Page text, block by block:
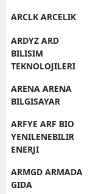
ARCLK ARCELIK
ARDYZ ARD
BILISIM
TEKNOLOJILERI
ARENA ARENA
BILGISAYAR
ARFYE ARF BIO
YENILENEBILIR
ENERJI
ARMGD ARMADA
GIDA